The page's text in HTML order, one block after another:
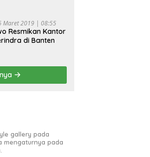
Maret 2019 | 08:55
Resmikan Kantor
di Banten
gallery pada
mengaturnya pada